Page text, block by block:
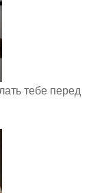
тебе перед